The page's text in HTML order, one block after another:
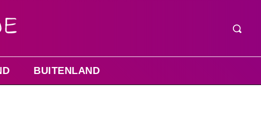
BUITENLAND